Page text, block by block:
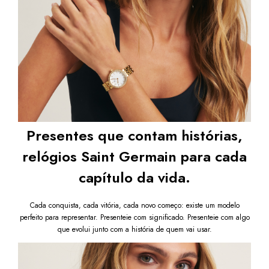
equilíbrio.
Garanta já o seuRelógio Feminino Madison Bicolor
Dourado e Prata com Cristais Cravejados 32mm e
eleve sua elegância com um acessório marcante, versátil e
cheio de brilho.
Após a confirmação de compra, a nota fiscal será
enviada em até um dia útil em seu e-mail.
Presentes que contam histórias,
relógios Saint Germain para cada
capítulo da vida.
Cada conquista, cada vitória, cada novo começo: existe um modelo
perfeito para representar. Presenteie com significado. Presenteie com algo
que evolui junto com a história de quem vai usar.